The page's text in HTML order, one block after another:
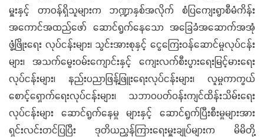
မှူးနှင့် တာဝန်ရှိသူများက ဘဏ္ဍာနှစ်အလိုက် စံပြကျေးရွာစီမံကိန်း
အကောင်အထည်ဖော် ဆောင်ရွက်နေသော အခြေခံအဆောက်အအုံ
ဖွံ့ဖြိုးရေး လုပ်ငန်းများ၊ သွင်းအားစုနှင့် ငွေကြေးဝန်ဆောင်မှုလုပ်ငန်း
များ၊ အသက်မွေးဝမ်းကျောင်းနှင့် ကျေးလက်စီးပွားရေးမြင့်မားရေး
လုပ်ငန်းများ၊ နည်းပညာဖြန့်ဖြူးရေးလုပ်ငန်းများ၊ လူမှုကာကွယ်
စောင့်ရှောက်ရေးလုပ်ငန်းများ၊ သဘာဝပတ်ဝန်းကျင်ထိန်းသိမ်းရေး
လုပ်ငန်းများ ဆောင်ရွက်နေမှု များနှင့် ဆောင်ရွက်ပြီးစီးမှုများအား
ရှင်းလင်းတင်ပြပြီး ဒုတိယညွှန်ကြားရေးမှူးချုပ်များက မိမိတို့